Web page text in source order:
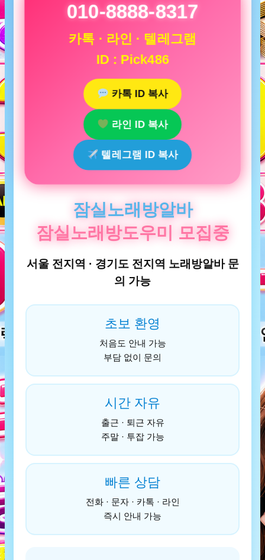
010-8888-8317
카톡 · 라인 · 텔레그램
ID : Pick486
카톡 ID 복사
라인 ID 복사
텔레그램 ID 복사
잠실노래방알바
잠실노래방도우미 모집중
서울 전지역 · 경기도 전지역 노래방알바 문
의 가능
초보 환영
처음도 안내 가능
부담 없이 문의
시간 자유
출근 · 퇴근 자유
주말 · 투잡 가능
빠른 상담
전화 · 문자 · 카톡 · 라인
즉시 안내 가능